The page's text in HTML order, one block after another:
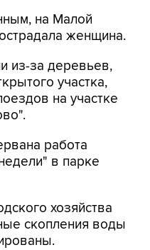
на Малой
женщина.
из-за деревьев,
участка,
на участке
работа
в парке
хозяйства
скопления воды